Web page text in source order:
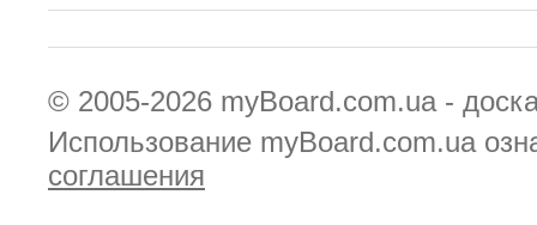
© 2005-2026 myBoard.com.ua -
Использование myBoard.com.ua
соглашения